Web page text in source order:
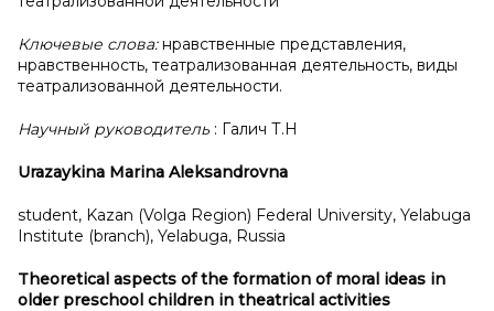
Ключевые слова:нравственные представления,
нравственность, театрализованная деятельность, виды
театрализованной деятельности.
Научный руководитель : Галич Т.Н
Urazaykina Marina Aleksandrovna
student, Kazan (Volga Region) Federal University, Yelabuga
Institute (branch), Yelabuga, Russia
Theoretical aspects of the formation of moral ideas in
older preschool children in theatrical activities